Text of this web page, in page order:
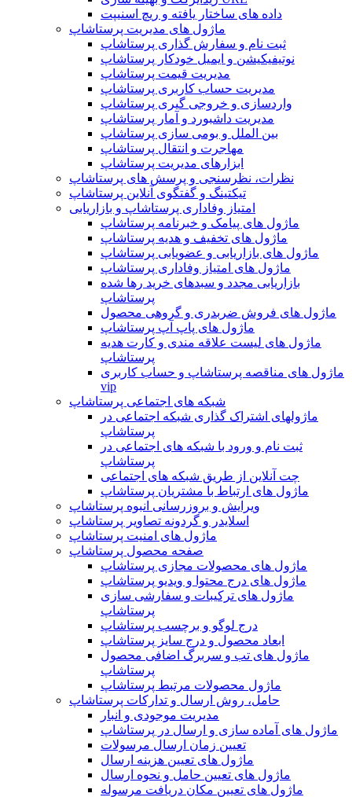
داده های ساختار یافته و ریچ اسنیپت
ماژول های مدیریت پرستاشاپ
ثبت نام و سفارش گذاری پرستاشاپ
نوتیفیکیشن و ایمیل خودکار پرستاشاپ
مدیریت قیمت پرستاشاپ
مدیریت حساب کاربری پرستاشاپ
واردسازی و خروجی گیری پرستاشاپ
مدیریت داشبورد و آمار پرستاشاپ
بین الملل و بومی سازی پرستاشاپ
مهاجرت و انتقال پرستاشاپ
ابزارهای مدیریت پرستاشاپ
نظرات، نظرسنجی و پرسش های پرستاشاپ
تیکتینگ و گفتگوی آنلاین پرستاشاپ
امتیاز وفاداری پرستاشاپ و بازاریابی
ماژول های پیامک و خبرنامه پرستاشاپ
ماژول های تخفیف و هدیه پرستاشاپ
ماژول های بازاریابی و عضویابی پرستاشاپ
ماژول های امتیاز وفاداری پرستاشاپ
بازاریابی مجدد و سبدهای خرید رها شده
پرستاشاپ
ماژول های فروش ضربدری و گروهی محصول
ماژول های پاپ آپ پرستاشاپ
ماژول های لیست علاقه مندی و کارت هدیه
پرستاشاپ
ماژول های مناقصه پرستاشاپ و حساب کاربری
vip
شبکه های اجتماعی پرستاشاپ
ماژولهای اشتراک‌ گذاری شبکه اجتماعی در
پرستاشاپ
ثبت نام و ورود با شبکه های اجتماعی در
پرستاشاپ
چت آنلاین از طریق شبکه های اجتماعی
ماژول های ارتباط با مشتریان پرستاشاپ
ویرایش و بروزرسانی انبوه پرستاشاپ
اسلایدر و گردونه تصاویر پرستاشاپ
ماژول های امنیت پرستاشاپ
صفحه محصول پرستاشاپ
ماژول های محصولات مجازی پرستاشاپ
ماژول های درج محتوا و ویدیو پرستاشاپ
ماژول های ترکیبات و سفارشی سازی
پرستاشاپ
درج لوگو و برچسب پرستاشاپ
ابعاد محصول و درج سایز پرستاشاپ
ماژول های تب و سربرگ اضافی محصول
پرستاشاپ
ماژول محصولات مرتبط پرستاشاپ
حامل، روش ارسال و تدارکات پرستاشاپ
مدیریت موجودی و انبار
ماژول های آماده سازی و ارسال در پرستاشاپ
تعیین زمان ارسال مرسولات
ماژول های تعیین هزینه ارسال
ماژول های تعیین حامل و نحوه ارسال
ماژول های تعیین مکان دریافت مرسوله